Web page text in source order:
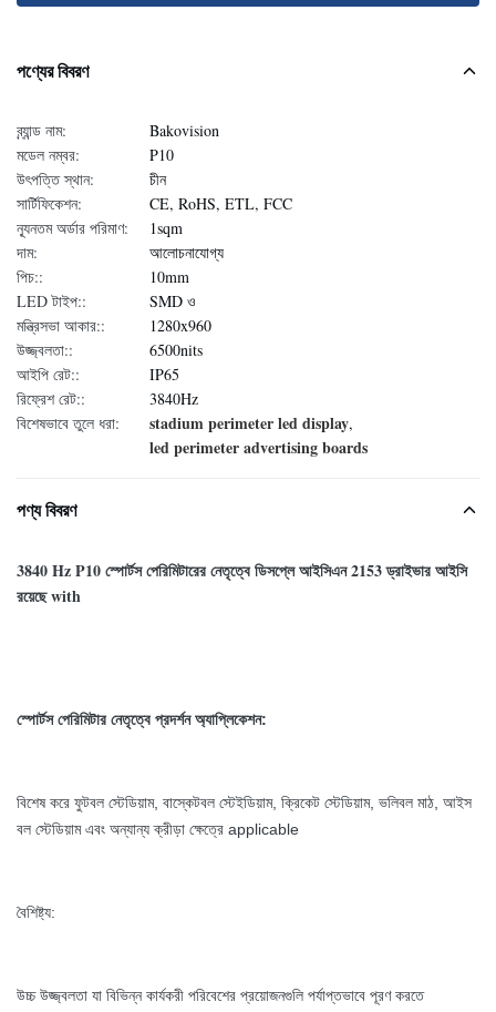
পণ্যের বিবরণ
ব্র্যান্ড নাম:
Bakovision
মডেল নম্বর:
P10
উৎপত্তি স্থান:
চীন
সার্টিফিকেশন:
CE, RoHS, ETL, FCC
ন্যূনতম অর্ডার পরিমাণ:
1sqm
দাম:
আলোচনাযোগ্য
পিচ::
10mm
LED টাইপ::
SMD ও
মন্ত্রিসভা আকার::
1280x960
উজ্জ্বলতা::
6500nits
আইপি রেট::
IP65
রিফ্রেশ রেট::
3840Hz
বিশেষভাবে তুলে ধরা:
stadium perimeter led display,
led perimeter advertising boards
পণ্য বিবরণ
3840 Hz P10 স্পোর্টস পেরিমিটারের নেতৃত্বে ডিসপ্লে আইসিএন 2153 ড্রাইভার আইসি
রয়েছে with
স্পোর্টস পেরিমিটার নেতৃত্বে প্রদর্শন অ্যাপ্লিকেশন:
বিশেষ করে ফুটবল স্টেডিয়াম, বাস্কেটবল স্টেইডিয়াম, ক্রিকেট স্টেডিয়াম, ভলিবল মাঠ, আইস
বল স্টেডিয়াম এবং অন্যান্য ক্রীড়া ক্ষেত্রে applicable
বৈশিষ্ট্য:
উচ্চ উজ্জ্বলতা যা বিভিন্ন কার্যকরী পরিবেশের প্রয়োজনগুলি পর্যাপ্তভাবে পূরণ করতে